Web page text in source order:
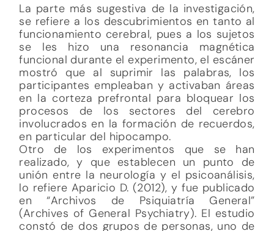
La parte más sugestiva de la investigación,
se refiere a los descubrimientos en tanto al
funcionamiento cerebral, pues a los sujetos
se les hizo una resonancia magnética
funcional durante el experimento, el escáner
mostró que al suprimir las palabras, los
participantes empleaban y activaban áreas
en la corteza prefrontal para bloquear los
procesos de los sectores del cerebro
involucrados en la formación de recuerdos,
en particular del hipocampo.
Otro de los experimentos que se han
realizado, y que establecen un punto de
unión entre la neurología y el psicoanálisis,
lo refiere Aparicio D. (2012), y fue publicado
en “Archivos de Psiquiatría General”
(Archives of General Psychiatry). El estudio
constó de dos grupos de personas, uno de